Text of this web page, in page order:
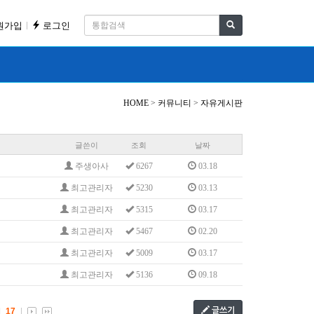
가입 로그인
HOME > 커뮤니티 > 자유게시판
글쓴이 조회 날짜
주생아사 6267 03.18
최고관리자 5230 03.13
최고관리자 5315 03.17
최고관리자 5467 02.20
최고관리자 5009 03.17
최고관리자 5136 09.18
글쓰기
17